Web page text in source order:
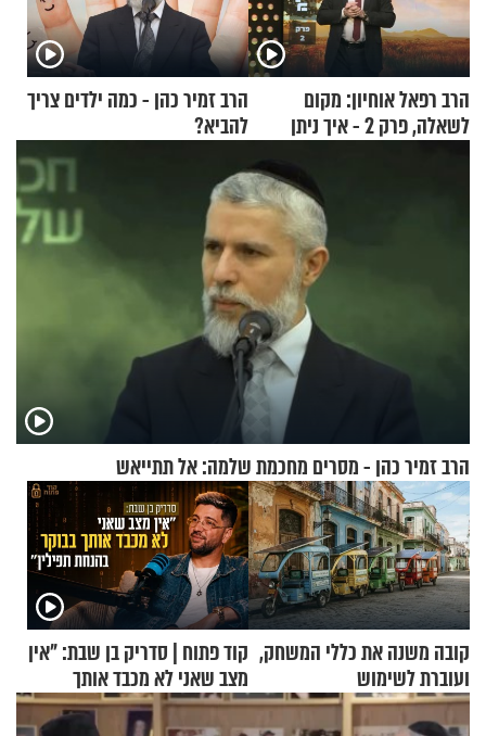
הרב רפאל אוחיון: מקום
לשאלה, פרק 2 - איך ניתן
הרב זמיר כהן - כמה ילדים צריך
להביא?
הרב זמיר כהן - מסרים מחכמת שלמה: אל תתייאש
קובה משנה את כללי המשחק,
ועוברת לשימוש
בתלת־אופנועים סולאריים
קוד פתוח | סדריק בן שבת: "אין
מצב שאני לא מכבד אותך
בבוקר בהנחת תפילין"